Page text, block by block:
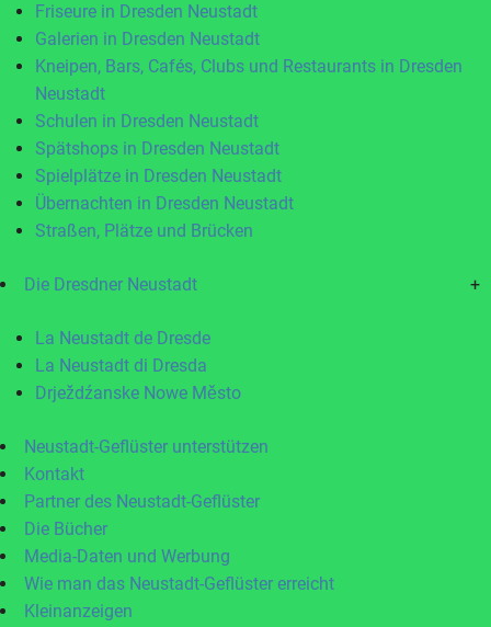
Friseure in Dresden Neustadt
Galerien in Dresden Neustadt
Kneipen, Bars, Cafés, Clubs und Restaurants in Dresden
Neustadt
Schulen in Dresden Neustadt
Spätshops in Dresden Neustadt
Spielplätze in Dresden Neustadt
Übernachten in Dresden Neustadt
Straßen, Plätze und Brücken
Die Dresdner Neustadt +
La Neustadt de Dresde
La Neustadt di Dresda
Drježdźanske Nowe Město
Neustadt-Geflüster unterstützen
Kontakt
Partner des Neustadt-Geflüster
Die Bücher
Media-Daten und Werbung
Wie man das Neustadt-Geflüster erreicht
Kleinanzeigen